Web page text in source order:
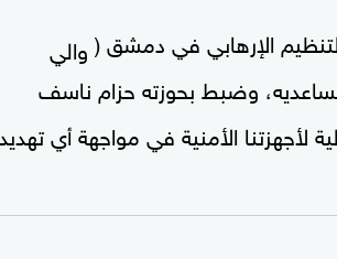
الإرهابي في دمشق ( والي
وضبط بحوزته حزام ناسف
لأجهزتنا الأمنية في مواجهة أي تهديد